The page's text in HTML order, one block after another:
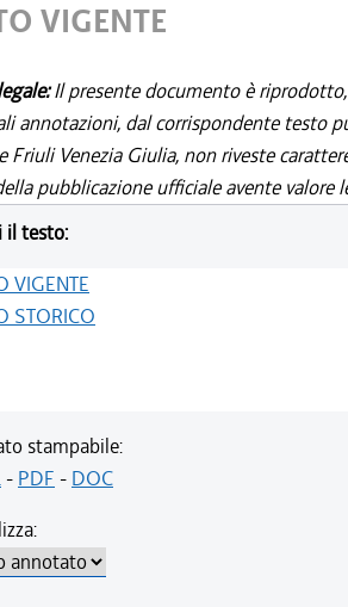
VIGENTE
Il presente documento è
annotazioni, dal corrispondente testo
Friuli Venezia Giulia, non riveste
pubblicazione ufficiale avente valore
il testo:
VIGENTE
STORICO
stampabile:
- PDF - DOC